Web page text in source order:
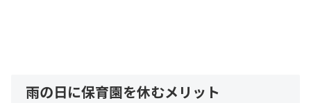
雨の日に保育園を休むメリット